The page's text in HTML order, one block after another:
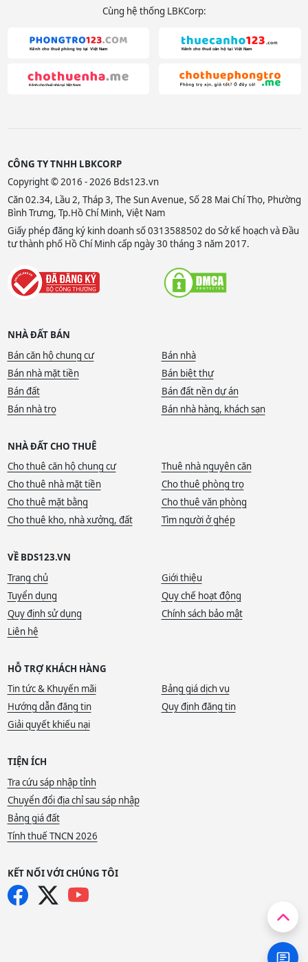
Cùng hệ thống LBKCorp:
CÔNG TY TNHH LBKCORP
Copyright © 2016 - 2026 Bds123.vn
Căn 02.34, Lầu 2, Tháp 3, The Sun Avenue, Số 28 Mai Chí Thọ, Phường
Bình Trưng, Tp.Hồ Chí Minh, Việt Nam
Giấy phép đăng ký kinh doanh số 0313588502 do Sở kế hoạch và Đầu
tư thành phố Hồ Chí Minh cấp ngày 30 tháng 3 năm 2017.
NHÀ ĐẤT BÁN
Bán căn hộ chung cư
Bán nhà
Bán nhà mặt tiền
Bán biệt thự
Bán đất
Bán đất nền dự án
Bán nhà trọ
Bán nhà hàng, khách sạn
NHÀ ĐẤT CHO THUÊ
Cho thuê căn hộ chung cư
Thuê nhà nguyên căn
Cho thuê nhà mặt tiền
Cho thuê phòng trọ
Cho thuê mặt bằng
Cho thuê văn phòng
Cho thuê kho, nhà xưởng, đất
Tìm người ở ghép
VỀ BDS123.VN
Trang chủ
Giới thiệu
Tuyển dụng
Quy chế hoạt động
Quy định sử dụng
Chính sách bảo mật
Liên hệ
HỖ TRỢ KHÁCH HÀNG
Tin tức & Khuyến mãi
Bảng giá dịch vụ
Hướng dẫn đăng tin
Quy định đăng tin
Giải quyết khiếu nại
TIỆN ÍCH
Tra cứu sáp nhập tỉnh
Chuyển đổi địa chỉ sau sáp nhập
Bảng giá đất
Tính thuế TNCN 2026
KẾT NỐI VỚI CHÚNG TÔI